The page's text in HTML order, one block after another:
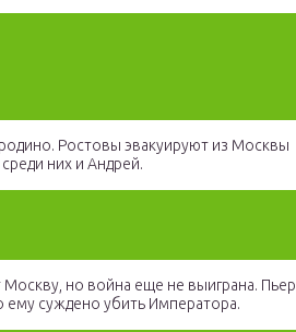
Ростовы эвакуируют из Москвы
них и Андрей.
но война еще не выиграна. Пьер
ему суждено убить Императора.